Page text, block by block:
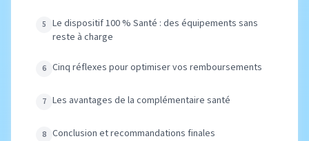
Le dispositif 100 % Santé : des équipements sans
reste à charge
Cinq réflexes pour optimiser vos remboursements
Les avantages de la complémentaire santé
Conclusion et recommandations finales